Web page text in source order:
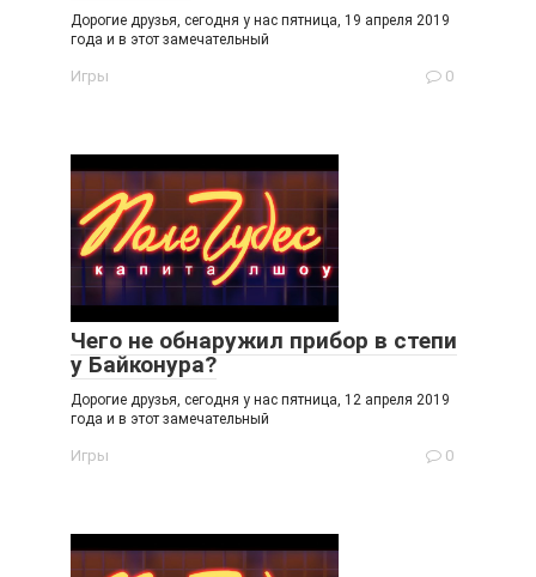
Дорогие друзья, сегодня у нас пятница, 19 апреля 2019
года и в этот замечательный
Игры 0
Чего не обнаружил прибор в степи
у Байконура?
Дорогие друзья, сегодня у нас пятница, 12 апреля 2019
года и в этот замечательный
Игры 0